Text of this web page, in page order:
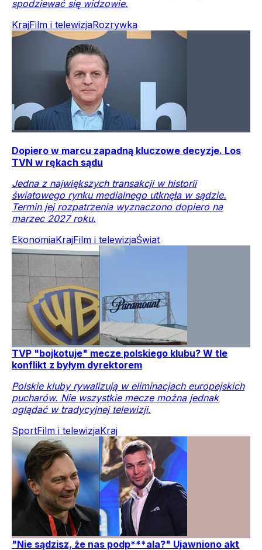
spodziewać się widzowie.
KrajFilm i telewizjaRozrywka
Dopiero w marcu zapadną kluczowe decyzje. Los
TVN w rękach sądu
Jedna z największych transakcji w historii
światowego rynku medialnego utknęła w sądzie.
Termin jej rozpatrzenia wyznaczono dopiero na
marzec 2027 roku.
EkonomiaKrajFilm i telewizjaŚwiat
TVP "bojkotuje" mecze polskiego klubu? W tle
konflikt z byłym dyrektorem
Polskie kluby rywalizują w eliminacjach europejskich
pucharów. Nie wszystkie mecze można jednak
oglądać w tradycyjnej telewizji.
SportFilm i telewizjaKraj
"Nie sądzisz, że nas podp***ala?" Ujawniono akt